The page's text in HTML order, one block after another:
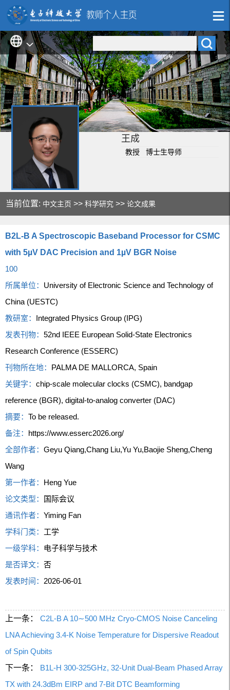
王成
教授 博士生导师
当前位置: 中文主页 >>科学研究 >>论文成果
B2L-B A Spectroscopic Baseband Processor for CSMC
with 5µV DAC Precision and 1µV BGR Noise
100
所属单位： University of Electronic Science and Technology of
China (UESTC)
教研室： Integrated Physics Group (IPG)
发表刊物：52nd IEEE European Solid-State Electronics
Research Conference (ESSERC)
刊物所在地： PALMA DE MALLORCA, Spain
关键字：chip-scale molecular clocks (CSMC), bandgap
reference (BGR), digital-to-analog converter (DAC)
摘要：To be released.
备注： https://www.esserc2026.org/
全部作者：Geyu Qiang,Chang Liu,Yu Yu,Baojie Sheng,Cheng
Wang
第一作者： Heng Yue
论文类型： 国际会议
通讯作者：Yiming Fan
学科门类： 工学
一级学科： 电子科学与技术
是否译文：否
发表时间： 2026-06-01
上一条：
C2L-B A 10∼500 MHz Cryo-CMOS Noise Canceling
LNA Achieving 3.4-K Noise Temperature for Dispersive Readout
of Spin Qubits
下一条：
B1L-H 300-325GHz, 32-Unit Dual-Beam Phased Array
TX with 24.3dBm EIRP and 7-Bit DTC Beamforming